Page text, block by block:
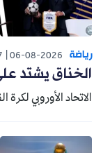
رياضة 06-08-2026
الخناق يشتد
الاتحاد الأوروبي